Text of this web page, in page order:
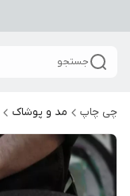
جستجو
چی چاپ مد و پوشاک